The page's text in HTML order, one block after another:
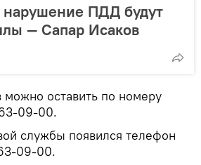
нарушение ПДД будут
— Сапар Исаков
оставить по номеру
09-00.
службы появился телефон
09-00.